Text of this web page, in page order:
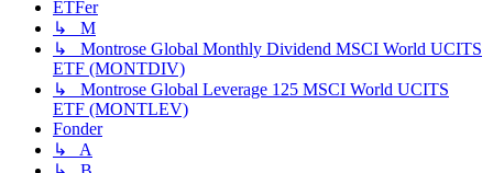
ETFer
↳ M
↳ Montrose Global Monthly Dividend MSCI World UCITS
ETF (MONTDIV)
↳ Montrose Global Leverage 125 MSCI World UCITS
ETF (MONTLEV)
Fonder
↳ A